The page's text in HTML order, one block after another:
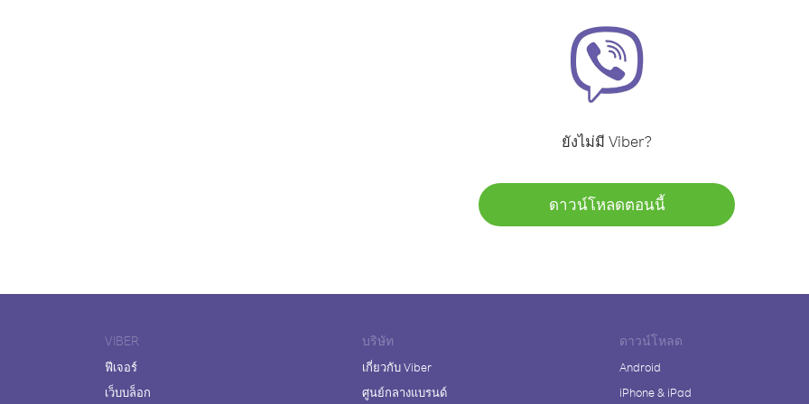
ยังไม่มี Viber?
ดาวน์โหลดตอนนี้
VIBER
ฟีเจอร์
เว็บบล็อก
บริษัท
เกี่ยวกับ Viber
ศูนย์กลางแบรนด์
ดาวน์โหลด
Android
iPhone & iPad